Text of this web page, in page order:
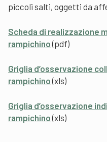
piccoli salti, oggetti da
Scheda di realizzazione
rampichino(pdf)
Griglia d’osservazione
rampichino(xls)
Griglia d’osservazione
rampichino(xls)